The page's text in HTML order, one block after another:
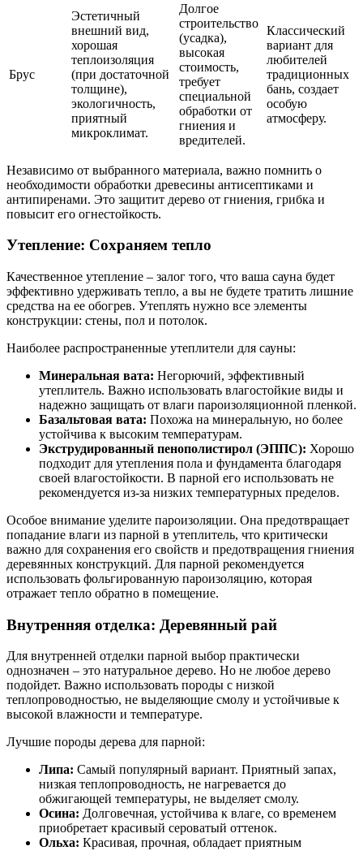
Брус
Эстетичный
внешний вид,
хорошая
теплоизоляция
(при достаточной
толщине),
экологичность,
приятный
микроклимат.
Долгое
строительство
(усадка),
высокая
стоимость,
требует
специальной
обработки от
гниения и
вредителей.
Классический
вариант для
любителей
традиционных
бань, создает
особую
атмосферу.
Независимо от выбранного материала, важно помнить о
необходимости обработки древесины антисептиками и
антипиренами. Это защитит дерево от гниения, грибка и
повысит его огнестойкость.
Утепление: Сохраняем тепло
Качественное утепление – залог того, что ваша сауна будет
эффективно удерживать тепло, а вы не будете тратить лишние
средства на ее обогрев. Утеплять нужно все элементы
конструкции: стены, пол и потолок.
Наиболее распространенные утеплители для сауны:
Минеральная вата: Негорючий, эффективный
утеплитель. Важно использовать влагостойкие виды и
надежно защищать от влаги пароизоляционной пленкой.
Базальтовая вата: Похожа на минеральную, но более
устойчива к высоким температурам.
Экструдированный пенополистирол (ЭППС): Хорошо
подходит для утепления пола и фундамента благодаря
своей влагостойкости. В парной его использовать не
рекомендуется из-за низких температурных пределов.
Особое внимание уделите пароизоляции. Она предотвращает
попадание влаги из парной в утеплитель, что критически
важно для сохранения его свойств и предотвращения гниения
деревянных конструкций. Для парной рекомендуется
использовать фольгированную пароизоляцию, которая
отражает тепло обратно в помещение.
Внутренняя отделка: Деревянный рай
Для внутренней отделки парной выбор практически
однозначен – это натуральное дерево. Но не любое дерево
подойдет. Важно использовать породы с низкой
теплопроводностью, не выделяющие смолу и устойчивые к
высокой влажности и температуре.
Лучшие породы дерева для парной:
Липа: Самый популярный вариант. Приятный запах,
низкая теплопроводность, не нагревается до
обжигающей температуры, не выделяет смолу.
Осина: Долговечная, устойчива к влаге, со временем
приобретает красивый сероватый оттенок.
Ольха: Красивая, прочная, обладает приятным